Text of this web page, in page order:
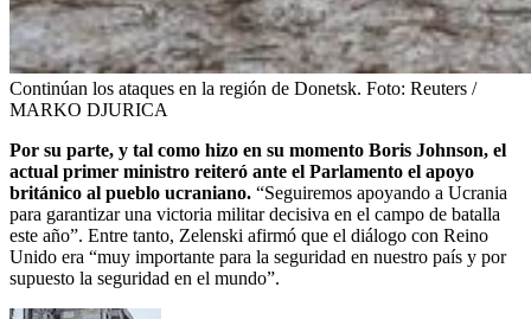
Continúan los ataques en la región de Donetsk. Foto: Reuters /
MARKO DJURICA
Por su parte, y tal como hizo en su momento Boris Johnson, el
actual primer ministro reiteró ante el Parlamento el apoyo
británico al pueblo ucraniano. “Seguiremos apoyando a Ucrania
para garantizar una victoria militar decisiva en el campo de batalla
este año”. Entre tanto, Zelenski afirmó que el diálogo con Reino
Unido era “muy importante para la seguridad en nuestro país y por
supuesto la seguridad en el mundo”.